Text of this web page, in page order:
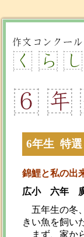
6年生 特選
錦鯉と私の出
広小 六年
五年生の冬
きい魚を飼い
まず、家か